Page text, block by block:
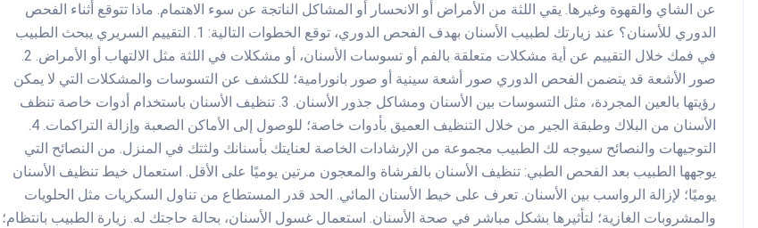
عن الشاي والقهوة وغيرها. يقي اللثة من الأمراض أو الانحسار أو المشاكل الناتجة عن سوء الاهتمام. ماذا تتوقع أثناء الفحص
الدوري للأسنان؟ عند زيارتك لطبيب الأسنان بهدف الفحص الدوري، توقع الخطوات التالية: 1. التقييم السريري يبحث الطبيب
في فمك خلال التقييم عن أية مشكلات متعلقة بالفم أو تسوسات الأسنان، أو مشكلات في اللثة مثل الالتهاب أو الأمراض. 2.
صور الأشعة قد يتضمن الفحص الدوري صور أشعة سينية أو صور بانورامية؛ للكشف عن التسوسات والمشكلات التي لا يمكن
رؤيتها بالعين المجردة، مثل التسوسات بين الأسنان ومشاكل جذور الأسنان. 3. تنظيف الأسنان باستخدام أدوات خاصة تنظف
الأسنان من البلاك وطبقة الجير من خلال التنظيف العميق بأدوات خاصة؛ للوصول إلى الأماكن الصعبة وإزالة التراكمات. 4.
التوجيهات والنصائح سيوجه لك الطبيب مجموعة من الإرشادات الخاصة لعنايتك بأسنانك ولثتك في المنزل. من النصائح التي
يوجهها الطبيب بعد الفحص الطبي: تنظيف الأسنان بالفرشاة والمعجون مرتين يوميًا على الأقل. استعمال خيط تنظيف الأسنان
يوميًا؛ لإزالة الرواسب بين الأسنان. تعرف على خيط الأسنان المائي. الحد قدر المستطاع من تناول السكريات مثل الحلويات
والمشروبات الغازية؛ لتأثيرها بشكل مباشر في صحة الأسنان. استعمال غسول الأسنان، بحالة حاجتك له. زيارة الطبيب بانتظام؛